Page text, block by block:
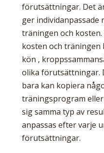
förutsättningar. Det
ger individanpassade
träningen och
kosten och träningen
kön ,
olika förutsättningar.
bara kan kopiera
träningsprogram
sig samma typ av
anpassas efter varje
förutsättningar.